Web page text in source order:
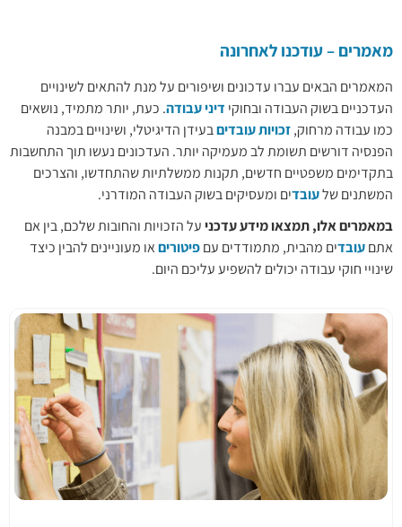
מאמרים – עודכנו לאחרונה
המאמרים הבאים עברו עדכונים ושיפורים על מנת להתאים לשינויים
העדכניים בשוק העבודה ובחוקי דיני עבודה. כעת, יותר מתמיד, נושאים
כמו עבודה מרחוק,זכויות עובדיםבעידן הדיגיטלי, ושינויים במבנה
הפנסיה דורשים תשומת לב מעמיקה יותר. העדכונים נעשו תוך התחשבות
בתקדימים משפטיים חדשים, תקנות ממשלתיות שהתחדשו, והצרכים
המשתנים שלעובדים ומעסיקים בשוק העבודה המודרני.
במאמרים אלו, תמצאו מידע עדכניעל הזכויות והחובות שלכם, בין אם
אתםעובדים מהבית, מתמודדים עםפיטוריםאו מעוניינים להבין כיצד
שינויי חוקי עבודה יכולים להשפיע עליכם היום.